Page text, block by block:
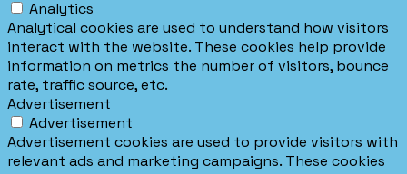
Analytics
Analytical cookies are used to understand how visitors
interact with the website. These cookies help provide
information on metrics the number of visitors, bounce
rate, traffic source, etc.
Advertisement
Advertisement
Advertisement cookies are used to provide visitors with
relevant ads and marketing campaigns. These cookies